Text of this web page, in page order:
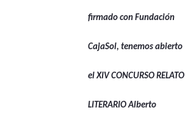
firmado con Fundación
CajaSol, tenemos abierto
el XIV CONCURSO RELATO
LITERARIO Alberto